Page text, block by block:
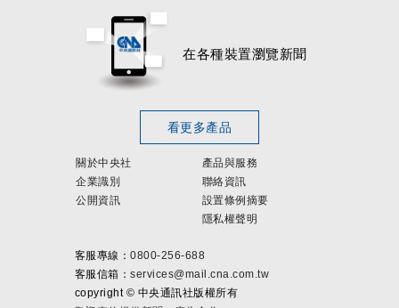
在各種裝置瀏覽新聞
看更多產品
關於中央社
企業識別
公開資訊
產品與服務
聯絡資訊
設置條例摘要
隱私權聲明
客服專線：0800-256-688
客服信箱：services@mail.cna.com.tw
copyright © 中央通訊社版權所有